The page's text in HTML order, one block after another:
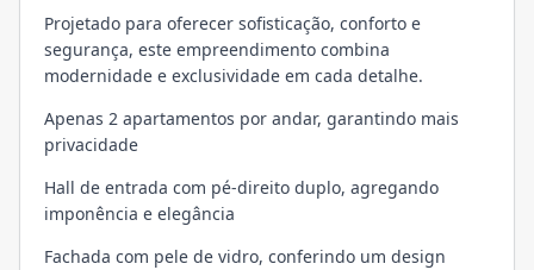
Projetado para oferecer sofisticação, conforto e
segurança, este empreendimento combina
modernidade e exclusividade em cada detalhe.
Apenas 2 apartamentos por andar, garantindo mais
privacidade
Hall de entrada com pé-direito duplo, agregando
imponência e elegância
Fachada com pele de vidro, conferindo um design